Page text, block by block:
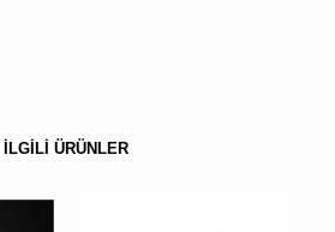
İLGİLİ ÜRÜNLER